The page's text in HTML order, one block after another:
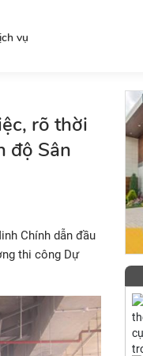
vụ
rõ thời
độ Sân
Chính dẫn đầu
thi công Dự